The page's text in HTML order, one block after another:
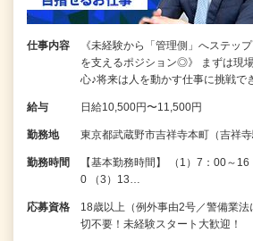
仕事内容
《未経験から「管理側」へステッ
を支えるポジション◎》 まずは現
心♪将来は人を動かす仕事に挑戦で
給与 日給10,500円〜11,500円
勤務地 東京都武蔵野市吉祥寺本町（吉祥寺
勤務時間
【基本勤務時間】 （1）7：00～
0 （3）13…
応募資格
18歳以上（例外事由2号／警備業
切不要！未経験スタート大歓迎！